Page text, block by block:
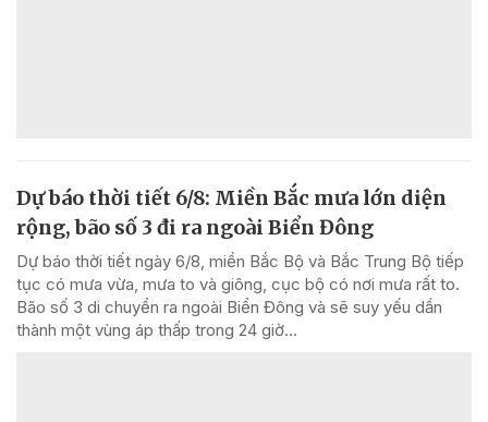
Dự báo thời tiết 6/8: Miền Bắc mưa lớn diện
rộng, bão số 3 đi ra ngoài Biển Đông
Dự báo thời tiết ngày 6/8, miền Bắc Bộ và Bắc Trung Bộ tiếp
tục có mưa vừa, mưa to và giông, cục bộ có nơi mưa rất to.
Bão số 3 di chuyển ra ngoài Biển Đông và sẽ suy yếu dần
thành một vùng áp thấp trong 24 giờ...